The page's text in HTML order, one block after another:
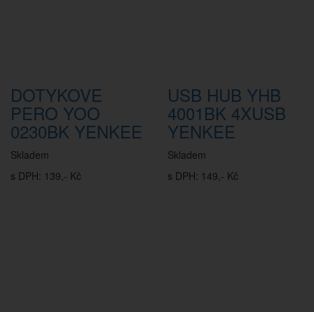
DOTYKOVE
PERO YOO
0230BK YENKEE
Skladem
s DPH: 139,- Kč
USB HUB YHB
4001BK 4XUSB
YENKEE
Skladem
s DPH: 149,- Kč